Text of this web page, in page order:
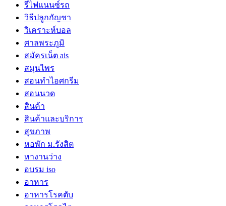
รีไฟแนนซ์รถ
วิธีปลูกกัญชา
วิเคราะห์บอล
ศาลพระภูมิ
สมัครเน็ต ais
สมุนไพร
สอนทำไอศกรีม
สอนนวด
สินค้า
สินค้าและบริการ
สุขภาพ
หอพัก ม.รังสิต
หางานว่าง
อบรม iso
อาหาร
อาหารโรคตับ